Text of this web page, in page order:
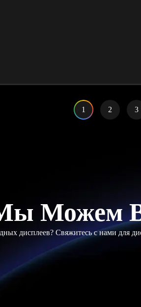
1 2 3
Можем
дисплеев? Свяжитесь с нами для